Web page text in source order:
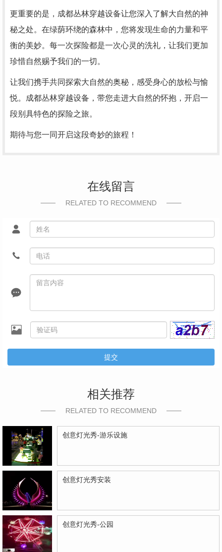
更重要的是，成都丛林穿越设备让您深入了解大自然的神
秘之处。在绿荫环绕的森林中，您将发现生命的力量和平
衡的美妙。每一次探险都是一次心灵的洗礼，让我们更加
珍惜自然赐予我们的一切。
让我们携手共同探索大自然的奥秘，感受身心的放松与愉
悦。成都丛林穿越设备，带您走进大自然的怀抱，开启一
段别具特色的探险之旅。
期待与您一同开启这段奇妙的旅程！
在线留言
RELATED TO RECOMMEND
提交
相关推荐
RELATED TO RECOMMEND
创意灯光秀-游乐设施
创意灯光秀安装
创意灯光秀-公园